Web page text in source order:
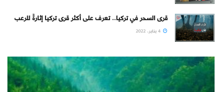
قرى السحر في تركيا.. تعرف على أكثر قرى تركيا إثارةً للرعب